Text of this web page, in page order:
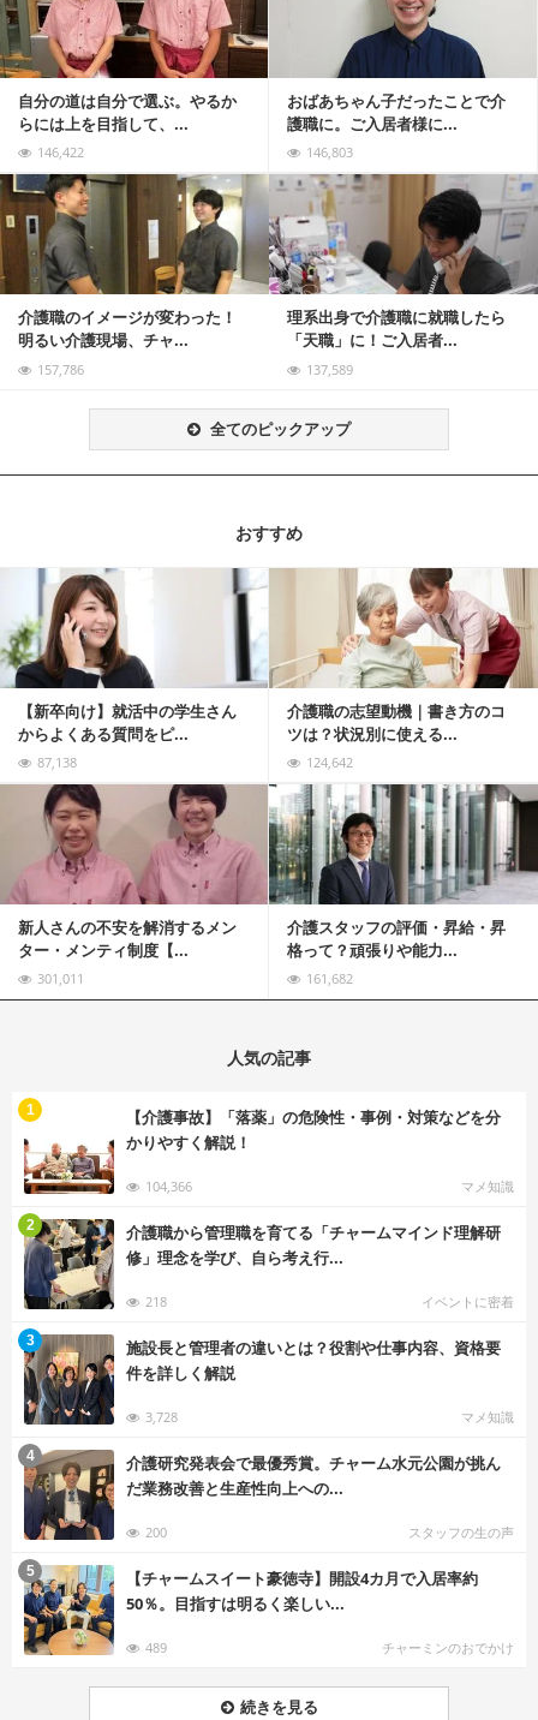
自分の道は自分で選ぶ。やるか
らには上を目指して、...
146,422
おばあちゃん子だったことで介
護職に。ご入居者様に...
146,803
介護職のイメージが変わった！
明るい介護現場、チャ...
157,786
理系出身で介護職に就職したら
「天職」に！ご入居者...
137,589
記事を読む
全てのピックアップ
おすすめ
【新卒向け】就活中の学生さん
からよくある質問をピ...
87,138
介護職の志望動機｜書き方のコ
ツは？状況別に使える...
124,642
記事を読む
新人さんの不安を解消するメン
ター・メンティ制度【...
301,011
介護スタッフの評価・昇給・昇
格って？頑張りや能力...
161,682
記事を読む
人気の記事
【介護事故】「落薬」の危険性・事例・対策などを分
かりやすく解説！
104,366 マメ知識
1
介護職から管理職を育てる「チャームマインド理解研
修」理念を学び、自ら考え行...
218 イベントに密着
2
施設長と管理者の違いとは？役割や仕事内容、資格要
件を詳しく解説
3,728 マメ知識
3
介護研究発表会で最優秀賞。チャーム水元公園が挑ん
だ業務改善と生産性向上への...
200 スタッフの生の声
4
【チャームスイート豪徳寺】開設4カ月で入居率約
50％。目指すは明るく楽しい...
489 チャーミンのおでかけ
5
続きを見る